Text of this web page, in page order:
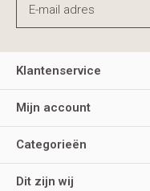
Klantenservice
Mijn account
Categorieën
Dit zijn wij